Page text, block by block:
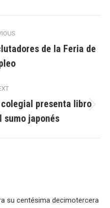
Previous
post:
de la Feria de
Next
post:
presenta libro
sumo japonés
su centésima decimotercera